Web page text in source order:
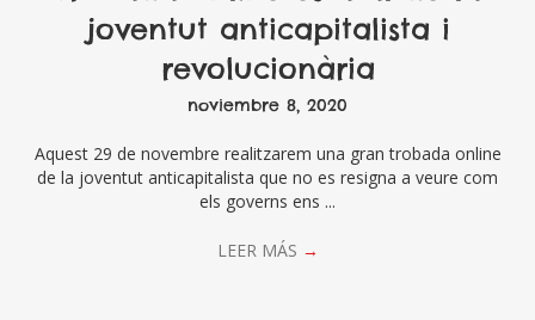
joventut anticapitalista i
revolucionària
noviembre 8, 2020
Aquest 29 de novembre realitzarem una gran trobada online
de la joventut anticapitalista que no es resigna a veure com
els governs ens ...
LEER MÁS →